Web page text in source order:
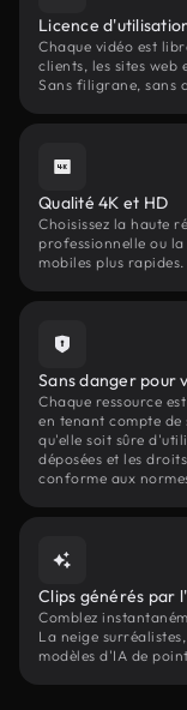
Licence
Chaque vidéo est
clients, les sites web
Sans filigrane, sans
Qualité 4K et HD
Choisissez la haute
professionnelle ou
mobiles plus rapides.
Sans danger pour
Chaque ressource
en tenant compte de
qu'elle soit sûre
déposées et les
conforme aux
Clips générés par
Comblez
La neige
modèles d'IA de